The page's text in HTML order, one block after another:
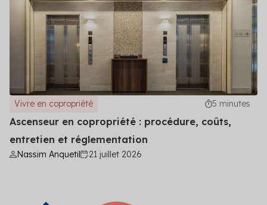
Vivre en copropriété 5 minutes
Ascenseur en copropriété : procédure, coûts,
entretien et réglementation
Nassim Anquetil 21 juillet 2026